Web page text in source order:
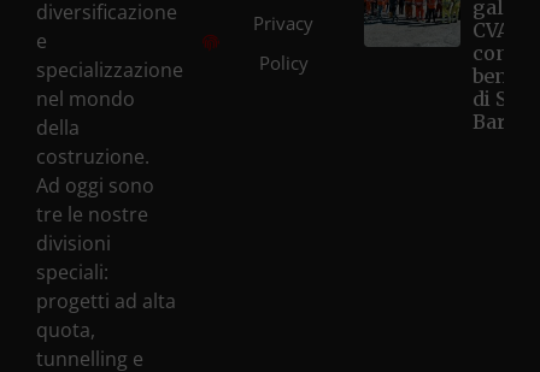
diversificazione
e
specializzazione
nel mondo
della
costruzione.
Ad oggi sono
tre le nostre
divisioni
speciali:
progetti ad alta
quota,
tunnelling e
Privacy
Policy
CVA
con la
di